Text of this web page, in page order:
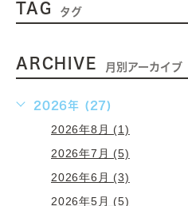
TAG タグ
ARCHIVE 月別アーカイブ
2026年 (27)
2026年8月 (1)
2026年7月 (5)
2026年6月 (3)
2026年5月 (5)